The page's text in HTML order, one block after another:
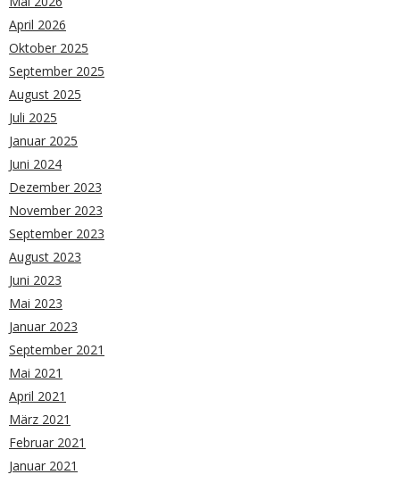
April 2026
Oktober 2025
September 2025
August 2025
Juli 2025
Januar 2025
Juni 2024
Dezember 2023
November 2023
September 2023
August 2023
Juni 2023
Mai 2023
Januar 2023
September 2021
Mai 2021
April 2021
März 2021
Februar 2021
Januar 2021